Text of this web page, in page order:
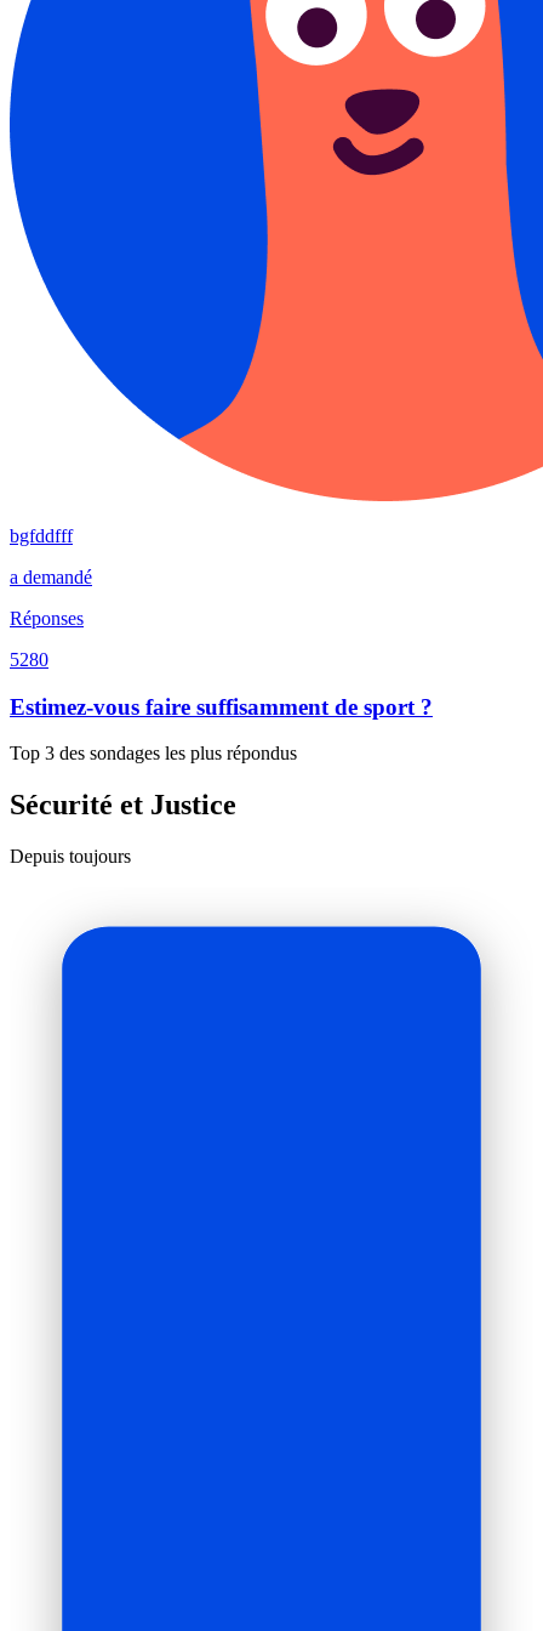
bgfddfff
a demandé
Réponses
5280
Estimez-vous faire suffisamment de sport ?
Top 3 des sondages les plus répondus
Sécurité et Justice
Depuis toujours